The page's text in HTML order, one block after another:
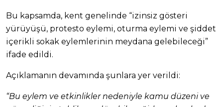
Bu kapsamda, kent genelinde “izinsiz gösteri
yürüyüşü, protesto eylemi, oturma eylemi ve şiddet
içerikli sokak eylemlerinin meydana gelebileceği”
ifade edildi.
Açıklamanın devamında şunlara yer verildi:
“Bu eylem ve etkinlikler nedeniyle kamu düzeni ve